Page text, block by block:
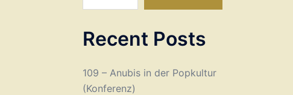
Recent Posts
109 – Anubis in der Popkultur
(Konferenz)